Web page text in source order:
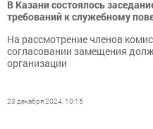
В Казани состоялось
требований к служебному
На рассмотрение членов
согласовании замещения
организации
23 декабря 2024, 10:15